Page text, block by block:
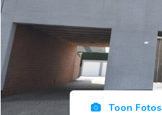
Toon Fotos